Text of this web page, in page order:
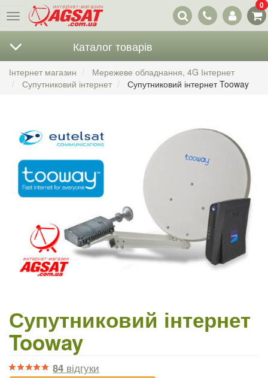
Меню
Наші
контакти
0
Каталог товарів
Інтернет магазин
Мережеве обладнання, 4G Інтернет
Супутниковий інтернет
Супутниковий інтернет Tooway
Супутниковий інтернет
Tooway
84 відгуки